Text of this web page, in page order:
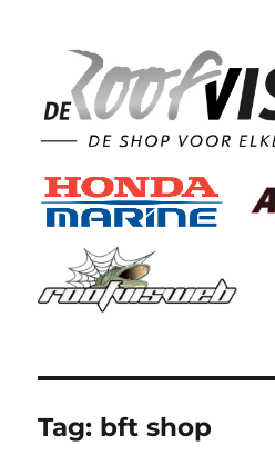
Tag: bft shop